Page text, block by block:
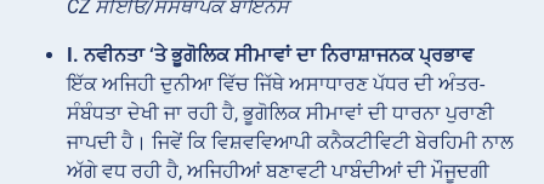
CZ ਸੀਈਓ/ਸੰਸਥਾਪਕ ਬਾਇਨੈਂਸ
I. ਨਵੀਨਤਾ ‘ਤੇ ਭੂਗੋਲਿਕ ਸੀਮਾਵਾਂ ਦਾ ਨਿਰਾਸ਼ਾਜਨਕ ਪ੍ਰਭਾਵ
ਇੱਕ ਅਜਿਹੀ ਦੁਨੀਆ ਵਿੱਚ ਜਿੱਥੇ ਅਸਾਧਾਰਣ ਪੱਧਰ ਦੀ ਅੰਤਰ-
ਸੰਬੰਧਤਾ ਦੇਖੀ ਜਾ ਰਹੀ ਹੈ, ਭੂਗੋਲਿਕ ਸੀਮਾਵਾਂ ਦੀ ਧਾਰਨਾ ਪੁਰਾਣੀ
ਜਾਪਦੀ ਹੈ। ਜਿਵੇਂ ਕਿ ਵਿਸ਼ਵਵਿਆਪੀ ਕਨੈਕਟੀਵਿਟੀ ਬੇਰਹਿਮੀ ਨਾਲ
ਅੱਗੇ ਵਧ ਰਹੀ ਹੈ, ਅਜਿਹੀਆਂ ਬਣਾਵਟੀ ਪਾਬੰਦੀਆਂ ਦੀ ਮੌਜੂਦਗੀ